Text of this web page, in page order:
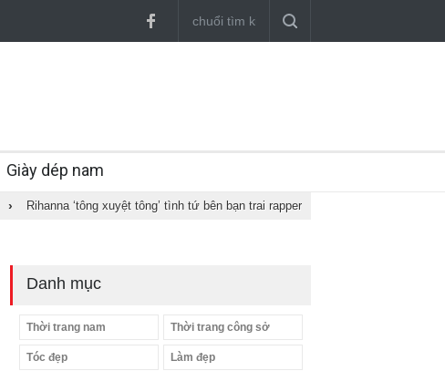
Giày dép nam
› Rihanna ‘tông xuyệt tông’ tình tứ bên bạn trai rapper
Danh mục
Thời trang nam Thời trang công sở
Tóc đẹp Làm đẹp